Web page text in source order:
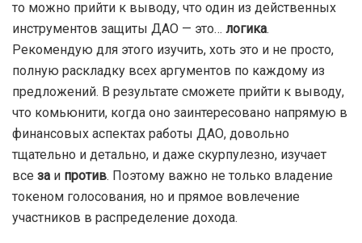
то можно прийти к выводу, что один из действенных
инструментов защиты ДАО — это… логика.
Рекомендую для этого изучить, хоть это и не просто,
полную раскладку всех аргументов по каждому из
предложений. В результате сможете прийти к выводу,
что комьюнити, когда оно заинтересовано напрямую в
финансовых аспектах работы ДАО, довольно
тщательно и детально, и даже скурпулезно, изучает
все за и против. Поэтому важно не только владение
токеном голосования, но и прямое вовлечение
участников в распределение дохода.